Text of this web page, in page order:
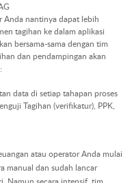
Anda nantinya dapat lebih
tagihan ke dalam aplikasi
bersama-sama dengan tim
dan pendampingan akan
data di setiap tahapan proses
Tagihan (verifikatur), PPK,
atau operator Anda mulai
manual dan sudah lancar